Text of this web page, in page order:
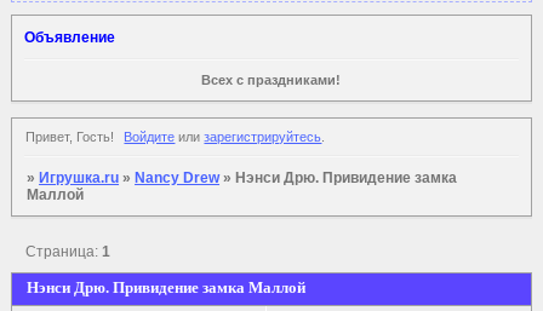
Объявление
Всех с праздниками!
Привет, Гость! Войдите илизарегистрируйтесь
»Игрушка.ru »Nancy Drew »Нэнси Дрю. Привидение замка
Маллой
Нэнси Дрю. Привидение замка Маллой
Страница: 1